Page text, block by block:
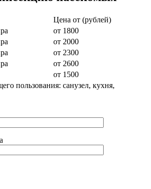
Цена от (рублей)
от 1800
от 2000
от 2300
от 2600
от 1500
пользования: санузел, кухня,